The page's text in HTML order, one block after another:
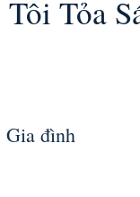
Tỏa
Gia đình